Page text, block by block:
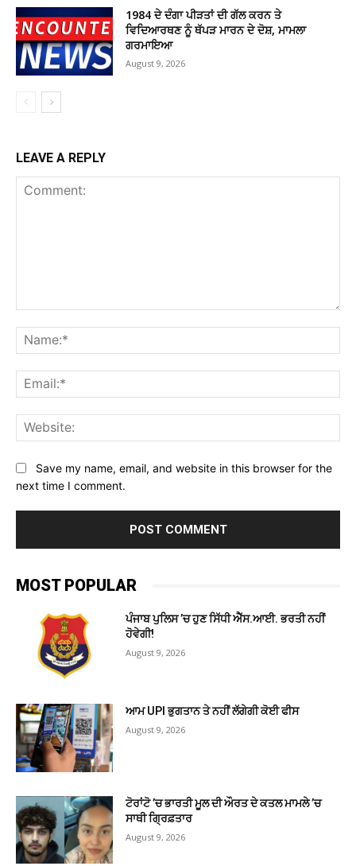
1984 ਦੇ ਦੰਗਾ ਪੀੜਤਾਂ ਦੀ ਗੱਲ ਕਰਨ ਤੇ
ਵਿਦਿਆਰਥਣ ਨੂੰ ਥੱਪੜ ਮਾਰਨ ਦੇ ਦੋਸ਼, ਮਾਮਲਾ
ਗਰਮਾਇਆ
August 9, 2026
LEAVE A REPLY
Save my name, email, and website in this browser for the
next time I comment.
MOST POPULAR
ਪੰਜਾਬ ਪੁਲਿਸ ’ਚ ਹੁਣ ਸਿੱਧੀ ਐੱਸ.ਆਈ. ਭਰਤੀ ਨਹੀਂ
ਹੋਵੇਗੀ!
August 9, 2026
ਆਮ UPI ਭੁਗਤਾਨ ਤੇ ਨਹੀਂ ਲੱਗੇਗੀ ਕੋਈ ਫੀਸ
August 9, 2026
ਟੋਰਾਂਟੋ ’ਚ ਭਾਰਤੀ ਮੂਲ ਦੀ ਔਰਤ ਦੇ ਕਤਲ ਮਾਮਲੇ ’ਚ
ਸਾਥੀ ਗ੍ਰਿਫ਼ਤਾਰ
August 9, 2026